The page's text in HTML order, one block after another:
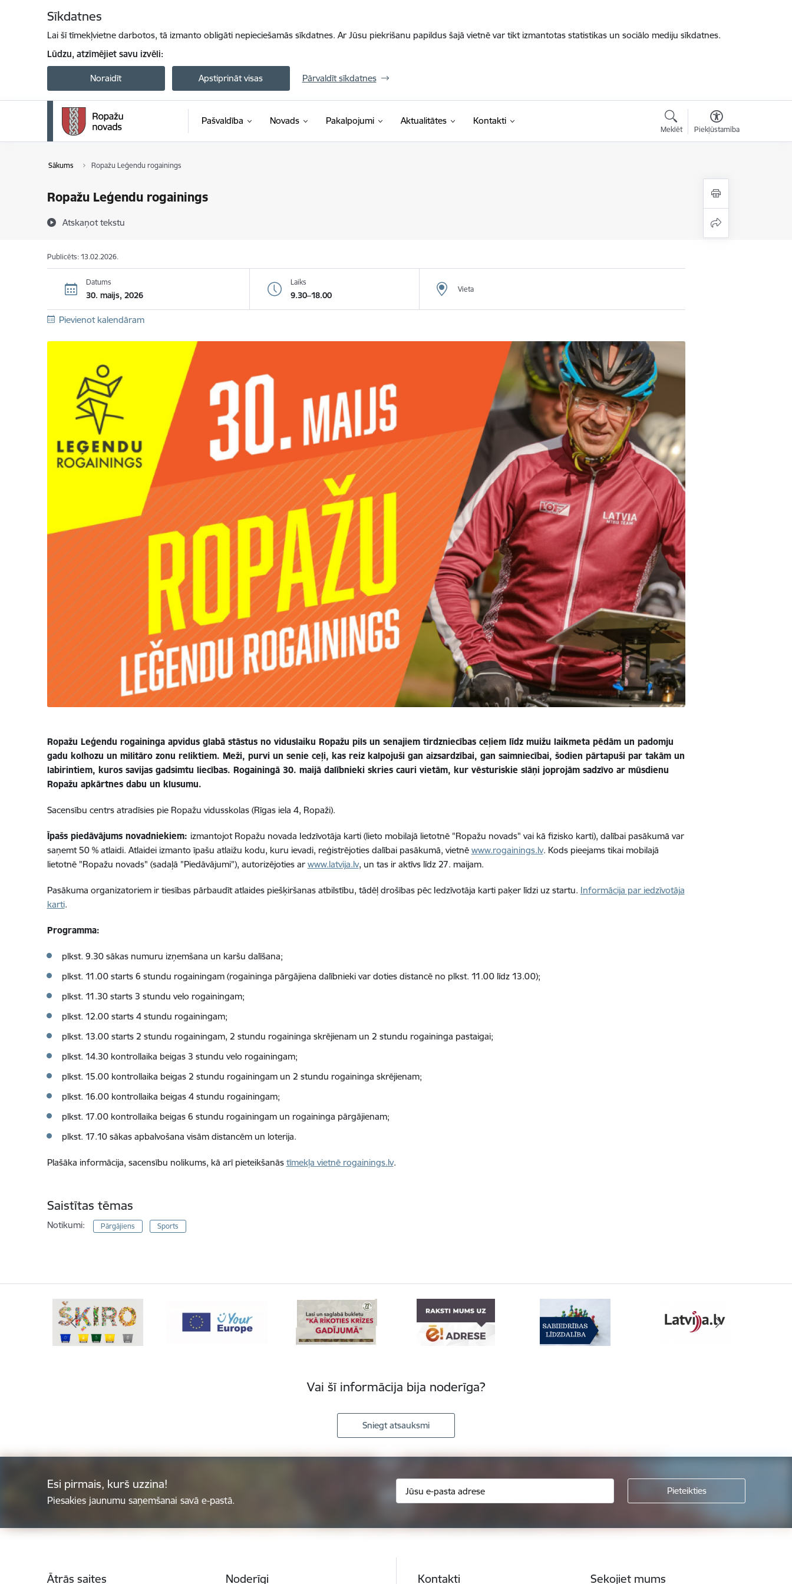
Sīkdatnes
Lai šī tīmekļvietne darbotos, tā izmanto obligāti nepieciešamās sīkdatnes. Ar Jūsu piekrišanu papildus šajā vietnē var tikt izmantotas statistikas un sociālo mediju sīkdatnes.
Lūdzu, atzīmējiet savu izvēli:
Noraidīt Apstiprināt visas Pārvaldīt sīkdatnes
Pašvaldība Novads Pakalpojumi Aktualitātes Kontakti
Meklēt Piekļūstamība
Sākums Ropažu Leģendu rogainings
Ropažu Leģendu rogainings
Atskaņot tekstu
Publicēts: 13.02.2026.
Datums
30. maijs, 2026
Laiks
9.30–18.00
Vieta
Pievienot kalendāram
Ropažu Leģendu rogaininga apvidus glabā stāstus no viduslaiku Ropažu pils un senajiem tirdzniecības ceļiem līdz muižu laikmeta pēdām un padomju
gadu kolhozu un militāro zonu reliktiem. Meži, purvi un senie ceļi, kas reiz kalpojuši gan aizsardzībai, gan saimniecībai, šodien pārtapuši par takām un
labirintiem, kuros savijas gadsimtu liecības. Rogainingā 30. maijā dalībnieki skries cauri vietām, kur vēsturiskie slāņi joprojām sadzīvo ar mūsdienu
Ropažu apkārtnes dabu un klusumu.
Sacensību centrs atradīsies pie Ropažu vidusskolas (Rīgas iela 4, Ropaži).
Īpašs piedāvājums novadniekiem: izmantojot Ropažu novada Iedzīvotāja karti (lieto mobilajā lietotnē "Ropažu novads" vai kā fizisko karti), dalībai pasākumā var
saņemt 50 % atlaidi. Atlaidei izmanto īpašu atlaižu kodu, kuru ievadi, reģistrējoties dalībai pasākumā, vietnē www.rogainings.lv. Kods pieejams tikai mobilajā
lietotnē "Ropažu novads" (sadaļā "Piedāvājumi"), autorizējoties ar www.latvija.lv, un tas ir aktīvs līdz 27. maijam.
Pasākuma organizatoriem ir tiesības pārbaudīt atlaides piešķiršanas atbilstību, tādēļ drošības pēc Iedzīvotāja karti paķer līdzi uz startu. Informācija par iedzīvotāja
karti.
Programma:
plkst. 9.30 sākas numuru izņemšana un karšu dalīšana;
plkst. 11.00 starts 6 stundu rogainingam (rogaininga pārgājiena dalībnieki var doties distancē no plkst. 11.00 līdz 13.00);
plkst. 11.30 starts 3 stundu velo rogainingam;
plkst. 12.00 starts 4 stundu rogainingam;
plkst. 13.00 starts 2 stundu rogainingam, 2 stundu rogaininga skrējienam un 2 stundu rogaininga pastaigai;
plkst. 14.30 kontrollaika beigas 3 stundu velo rogainingam;
plkst. 15.00 kontrollaika beigas 2 stundu rogainingam un 2 stundu rogaininga skrējienam;
plkst. 16.00 kontrollaika beigas 4 stundu rogainingam;
plkst. 17.00 kontrollaika beigas 6 stundu rogainingam un rogaininga pārgājienam;
plkst. 17.10 sākas apbalvošana visām distancēm un loterija.
Plašāka informācija, sacensību nolikums, kā arī pieteikšanās tīmekļa vietnē rogainings.lv.
Saistītas tēmas
Notikumi: Pārgājiens Sports
Vai šī informācija bija noderīga?
Sniegt atsauksmi
Esi pirmais, kurš uzzina!
Piesakies jaunumu saņemšanai savā e-pastā.
Ātrās saites Noderīgi Kontakti Sekojiet mums